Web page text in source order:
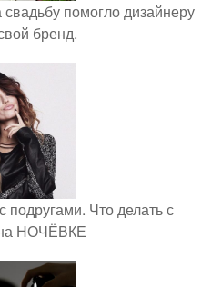
помогло дизайнеру
бренд.
подругами. Что делать с
НОЧЁВКЕ